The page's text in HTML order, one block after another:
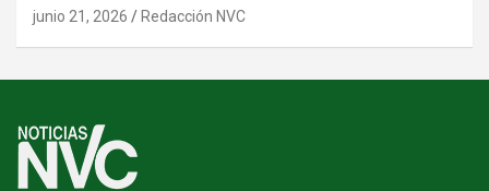
junio 21, 2026 Redacción NVC